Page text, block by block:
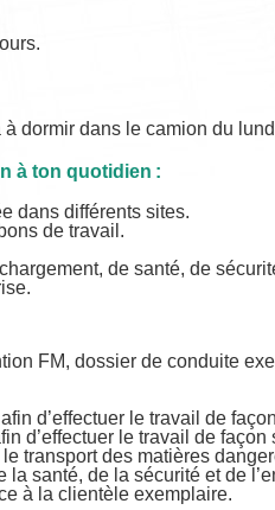
dormir dans le camion du
à ton quotidien :
dans différents sites.
de travail.
de santé, de
FM, dossier de conduite
d’effectuer le travail de
d’effectuer le travail de façon
transport des matières
la santé, de la sécurité et de
à la clientèle exemplaire.